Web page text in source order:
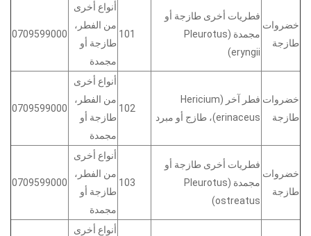
0709599000
أنواع أخرى
من الفطر،
طازجة أو
مجمدة
101
فطريات أخرى طازجة أو
مجمدة (Pleurotus
eryngii)
خضروات
طازجة
0709599000
أنواع أخرى
من الفطر،
طازجة أو
مجمدة
102
فطر آخر (Hericium
erinaceus)، طازج أو مبرد
خضروات
طازجة
0709599000
أنواع أخرى
من الفطر،
طازجة أو
مجمدة
103
فطريات أخرى طازجة أو
مجمدة (Pleurotus
ostreatus)
خضروات
طازجة
أنواع أخرى